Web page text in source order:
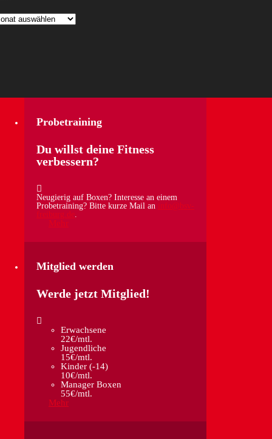
Probetraining
Du willst deine Fitness
verbessern?
Neugierig auf Boxen? Interesse an einem
Probetraining? Bitte kurze Mail an
info@bsv-
freiburg.de
Mehr
Mitglied werden
Werde jetzt Mitglied!
Erwachsene
22€/mtl.
Jugendliche
15€/mtl.
Kinder (-14)
10€/mtl.
Manager Boxen
55€/mtl.
Mehr